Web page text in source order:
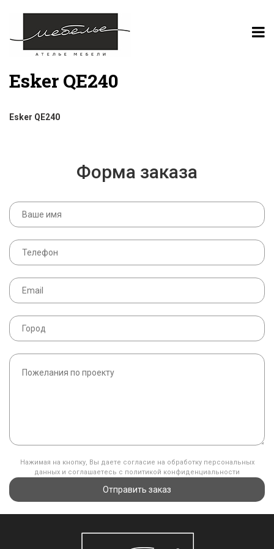
Esker QE240
Esker QE240
Форма заказа
Нажимая на кнопку, Вы даете согласие на обработку персональных
данных и соглашаетесь с политикой конфиденциальности
Отправить заказ